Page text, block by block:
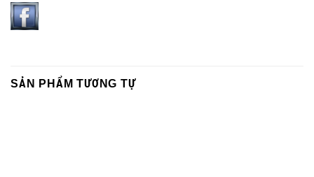
SẢN PHẨM TƯƠNG TỰ